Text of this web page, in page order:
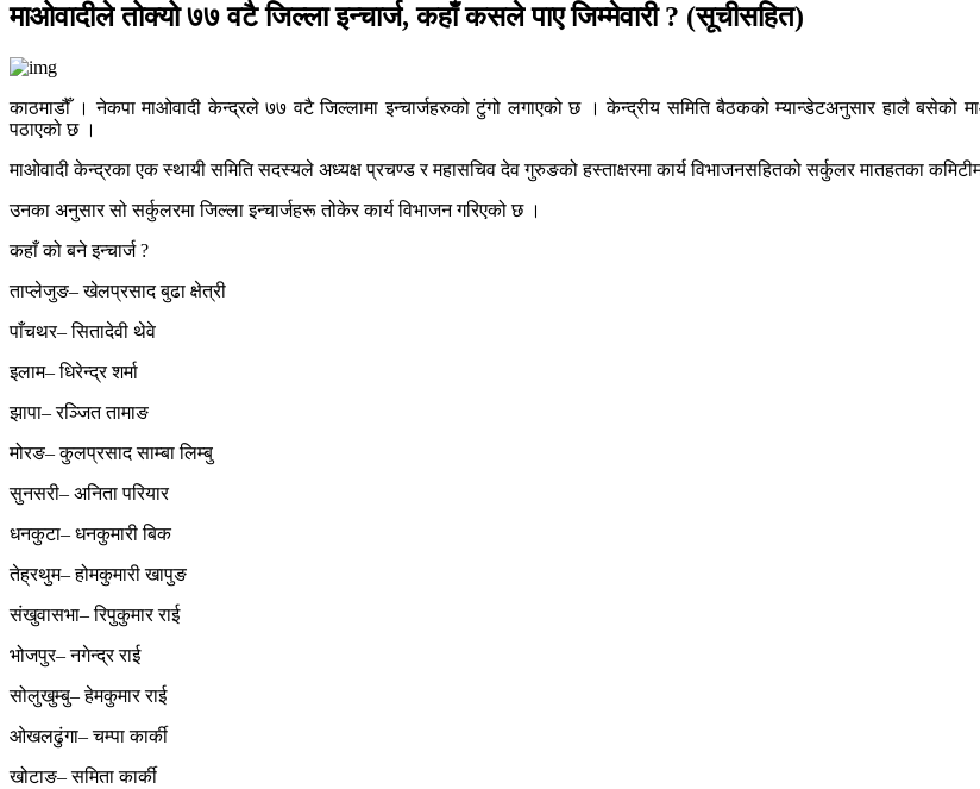
माओवादीले तोक्यो ७७ वटै जिल्ला इन्चार्ज, कहाँ कसले पाए जिम्मेवारी ? (सूचीसहित)
काठमाडौँ । नेकपा माओवादी केन्द्रले ७७ वटै जिल्लामा इन्चार्जहरुको टुंगो लगाएको छ । केन्द्रीय समिति बैठकको म्यान्डेटअनुसार हालै बसेको
पठाएको छ ।
माओवादी केन्द्रका एक स्थायी समिति सदस्यले अध्यक्ष प्रचण्ड र महासचिव देव गुरुङको हस्ताक्षरमा कार्य विभाजनसहितको सर्कुलर मातहतका
उनका अनुसार सो सर्कुलरमा जिल्ला इन्चार्जहरू तोकेर कार्य विभाजन गरिएको छ ।
कहाँ को बने इन्चार्ज ?
ताप्लेजुङ– खेलप्रसाद बुढा क्षेत्री
पाँचथर– सितादेवी थेवे
इलाम– धिरेन्द्र शर्मा
झापा– रञ्जित तामाङ
मोरङ– कुलप्रसाद साम्बा लिम्बु
सुनसरी– अनिता परियार
धनकुटा– धनकुमारी बिक
तेह्रथुम– होमकुमारी खापुङ
संखुवासभा– रिपुकुमार राई
भोजपुर– नगेन्द्र राई
सोलुखुम्बु– हेमकुमार राई
ओखलढुंगा– चम्पा कार्की
खोटाङ– समिता कार्की